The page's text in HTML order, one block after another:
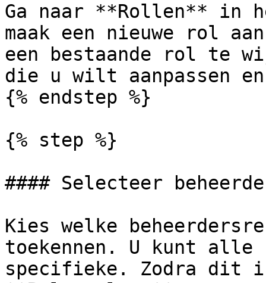
Ga naar **Rollen** in
maak een nieuwe rol
een bestaande rol te
die u wilt aanpassen
{% endstep %}
{% step %}
#### Selecteer
Kies welke
toekennen. U kunt alle
specifieke. Zodra dit